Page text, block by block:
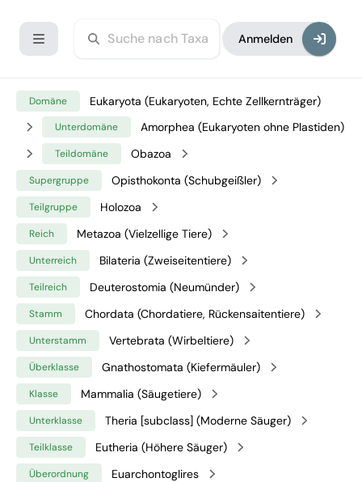
Anmelden
Domäne Eukaryota (Eukaryoten, Echte Zellkernträger)
Unterdomäne Amorphea (Eukaryoten ohne Plastiden)
Teildomäne Obazoa
Supergruppe Opisthokonta (Schubgeißler)
Teilgruppe Holozoa
Reich Metazoa (Vielzellige Tiere)
Unterreich Bilateria (Zweiseitentiere)
Teilreich Deuterostomia (Neumünder)
Stamm Chordata (Chordatiere, Rückensaitentiere)
Unterstamm Vertebrata (Wirbeltiere)
Überklasse Gnathostomata (Kiefermäuler)
Klasse Mammalia (Säugetiere)
Unterklasse Theria [subclass] (Moderne Säuger)
Teilklasse Eutheria (Höhere Säuger)
Überordnung Euarchontoglires